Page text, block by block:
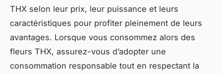
THX selon leur prix, leur puissance et leurs
caractéristiques pour profiter pleinement de leurs
avantages. Lorsque vous consommez alors des
fleurs THX, assurez-vous d’adopter une
consommation responsable tout en respectant la